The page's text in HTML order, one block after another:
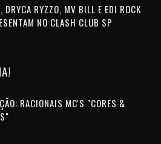
DRYCA RYZZO, MV BILL E EDI ROCK
NO CLASH CLUB SP
RACIONAIS MC'S "CORES &